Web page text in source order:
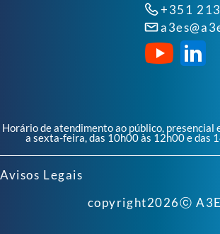
+351
Horário de atendimento ao público, presencial
a sexta-feira, das 10h00 às 12h00 e das
Avisos Legais
copyright2026ⓒ